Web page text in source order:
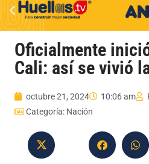
Oficialmente
Cali: así se vivió
octubre 21, 2024 10:06 am
Categoría: Nación